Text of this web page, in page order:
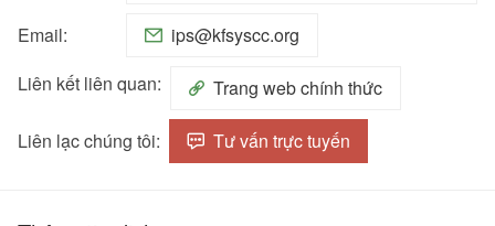
Email:
ips@kfsyscc.org
Liên kết liên quan:
Trang web chính thức
Liên lạc chúng tôi: Tư vấn trực tuyến